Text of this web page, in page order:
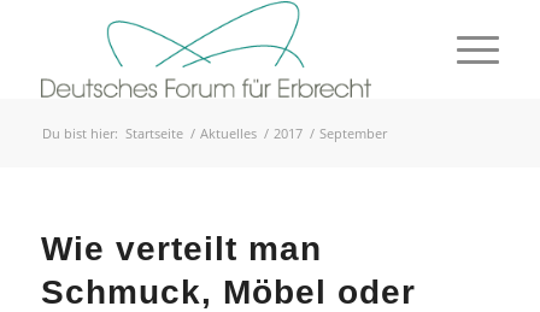
Du bist hier: Startseite / Aktuelles / 2017 / September
Wie verteilt man
Schmuck, Möbel oder